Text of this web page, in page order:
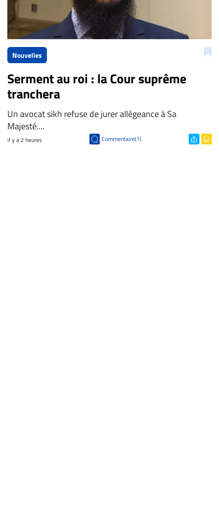
Nouvelles
Serment au roi : la Cour suprême
tranchera
Un avocat sikh refuse de jurer allégeance à Sa
Majesté....
il y a 2 heures Commentaire(1)